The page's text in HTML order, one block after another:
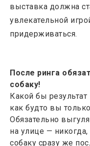
выставка должна
увлекательной
придерживаться.
После ринга
собаку!
Какой бы
как будто вы
Обязательно
на улице —
собаку сразу же